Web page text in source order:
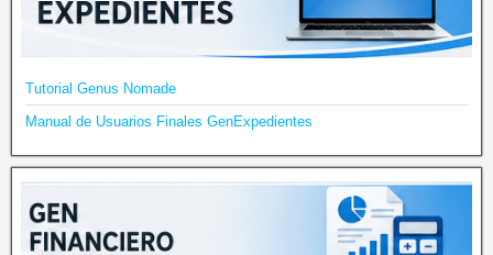
Tutorial Genus Nomade
Manual de Usuarios Finales GenExpedientes